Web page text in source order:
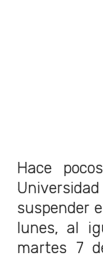
Hace
suspender
lunes, al
martes 7